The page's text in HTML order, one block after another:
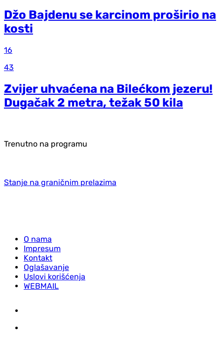
Džo Bajdenu se karcinom proširio na
kosti
16
43
Zvijer uhvaćena na Bilećkom jezeru!
Dugačak 2 metra, težak 50 kila
Trenutno na programu
Stanje na graničnim prelazima
O nama
Impresum
Kontakt
Oglašavanje
Uslovi korišćenja
WEBMAIL